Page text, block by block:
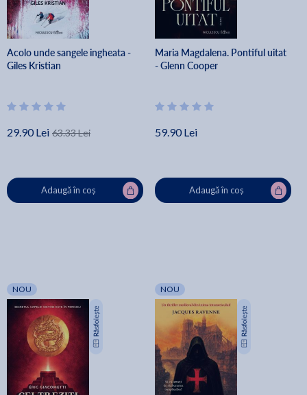
Acolo unde sangele ingheata -
Giles Kristian
29.90 Lei 63.33 Lei
Adaugă în coș
Maria Magdalena. Pontiful uitat
- Glenn Cooper
59.90 Lei
Adaugă în coș
NOU NOU